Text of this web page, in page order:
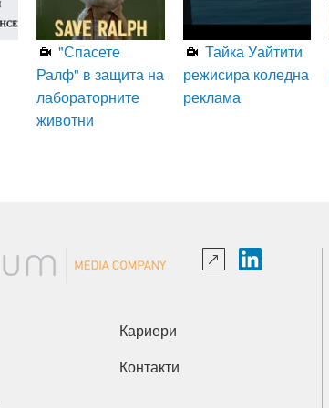
"Спасете
Ралф" в защита на
лабораторните
животни
Тайка Уайтити
режисира коледна
реклама
Кариери
Контакти